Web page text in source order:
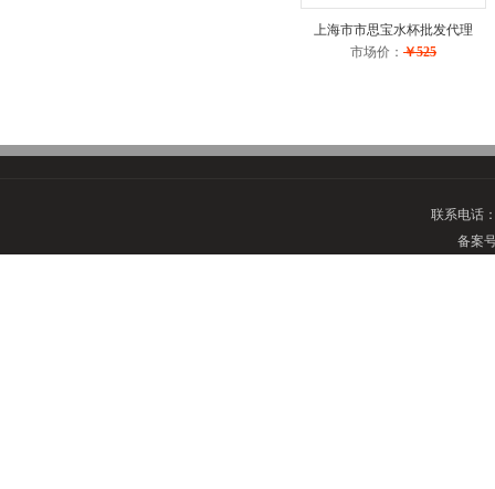
上海市市思宝水杯批发代理
市场价： ￥525
联系电话
备案